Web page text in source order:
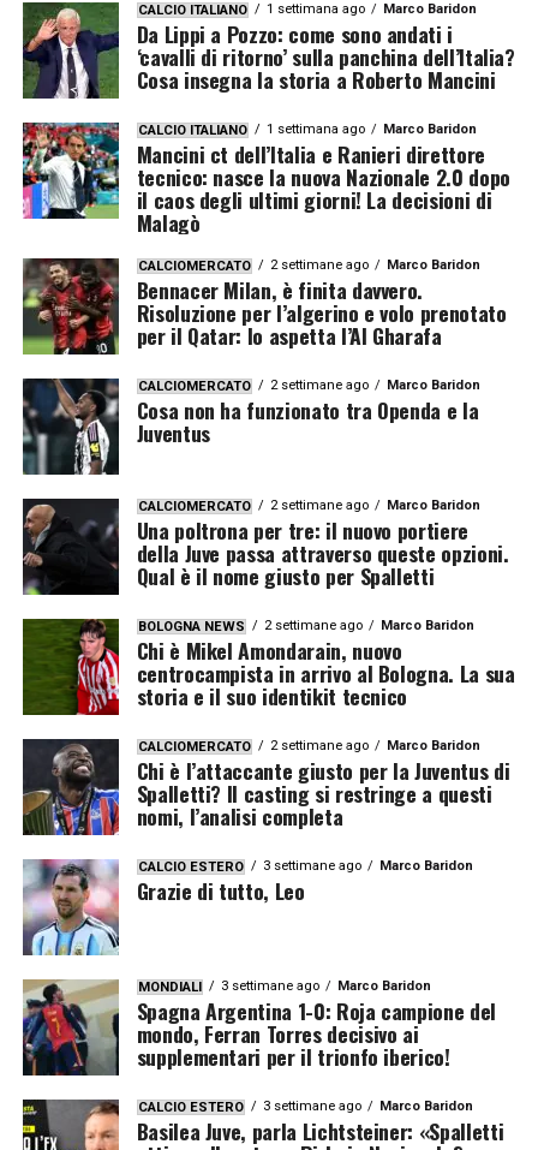
CALCIO ITALIANO 1 settimana ago Marco Baridon
Da Lippi a Pozzo: come sono andati i
‘cavalli di ritorno’ sulla panchina dell’Italia?
Cosa insegna la storia a Roberto Mancini
CALCIO ITALIANO 1 settimana ago Marco Baridon
Mancini ct dell’Italia e Ranieri direttore
tecnico: nasce la nuova Nazionale 2.0 dopo
il caos degli ultimi giorni! La decisioni di
Malagò
CALCIOMERCATO 2 settimane ago Marco Baridon
Bennacer Milan, è finita davvero.
Risoluzione per l’algerino e volo prenotato
per il Qatar: lo aspetta l’Al Gharafa
CALCIOMERCATO 2 settimane ago Marco Baridon
Cosa non ha funzionato tra Openda e la
Juventus
CALCIOMERCATO 2 settimane ago Marco Baridon
Una poltrona per tre: il nuovo portiere
della Juve passa attraverso queste opzioni.
Qual è il nome giusto per Spalletti
BOLOGNA NEWS 2 settimane ago Marco Baridon
Chi è Mikel Amondarain, nuovo
centrocampista in arrivo al Bologna. La sua
storia e il suo identikit tecnico
CALCIOMERCATO 2 settimane ago Marco Baridon
Chi è l’attaccante giusto per la Juventus di
Spalletti? Il casting si restringe a questi
nomi, l’analisi completa
CALCIO ESTERO 3 settimane ago Marco Baridon
Grazie di tutto, Leo
MONDIALI 3 settimane ago Marco Baridon
Spagna Argentina 1-0: Roja campione del
mondo, Ferran Torres decisivo ai
supplementari per il trionfo iberico!
CALCIO ESTERO 3 settimane ago Marco Baridon
Basilea Juve, parla Lichtsteiner: «Spalletti